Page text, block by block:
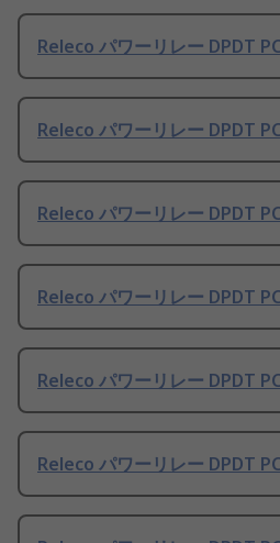
Releco パワーリレー DPDT
Releco パワーリレー DPDT
Releco パワーリレー DPDT
Releco パワーリレー DPDT
Releco パワーリレー DPDT
Releco パワーリレー DPDT